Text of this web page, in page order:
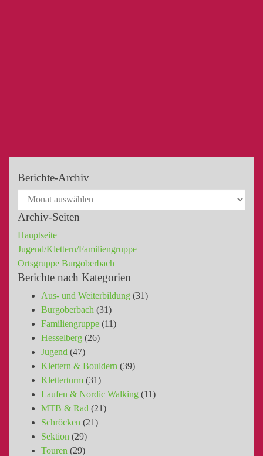
Berichte-Archiv
Archiv-Seiten
Hauptseite
Jugend/Klettern/Familiengruppe
Ortsgruppe Burgoberbach
Berichte nach Kategorien
Aus- und Weiterbildung (31)
Burgoberbach (31)
Familiengruppe (11)
Hesselberg (26)
Jugend (47)
Klettern & Bouldern (39)
Kletterturm (31)
Laufen & Nordic Walking (11)
MTB & Rad (21)
Schröcken (21)
Sektion (29)
Touren (29)